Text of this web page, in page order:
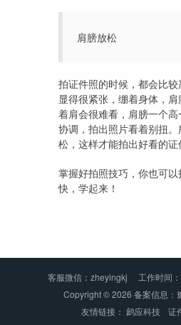
肩膀放松
拍证件照的时候，都会比
显得很紧张，绷着身体，
着肩会很难看，肩膀一个
协调，拍出照片看着别扭
松，这样才能拍出好看的证
掌握好拍照技巧，你也可
快，学起来！
客服微信：zheyingkj 工作时间：
Copyright © 2026 备案信息：
友情链接： 鹧应科技 证